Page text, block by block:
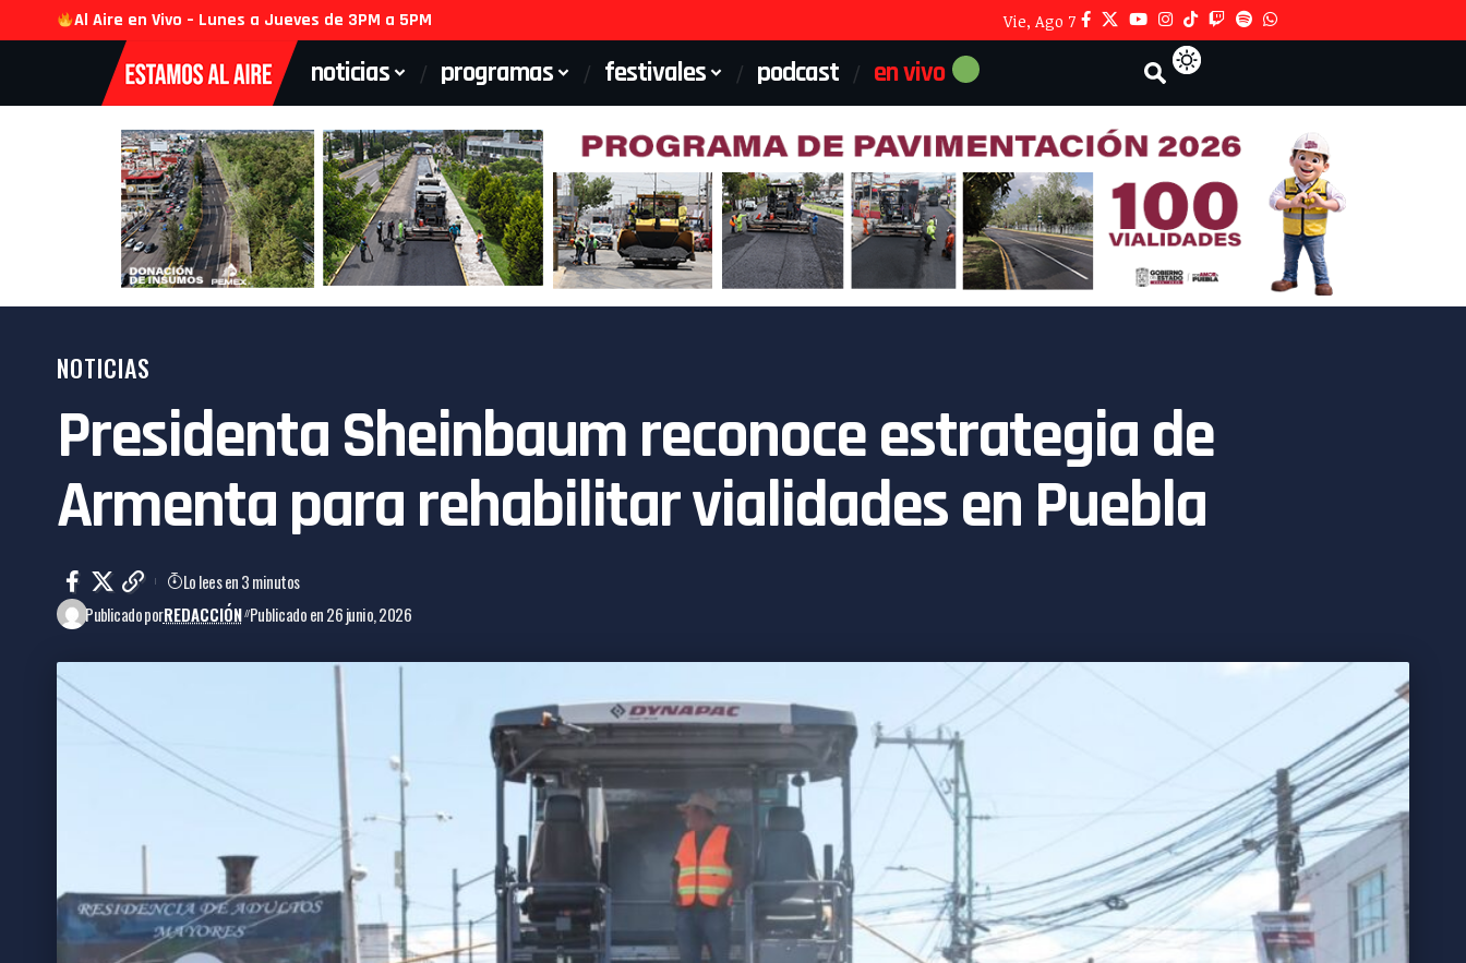
Al Aire en Vivo – Lunes a Jueves de 3PM a 5PM Vie, Ago 7
noticias programas festivales podcast en vivo
NOTICIAS
Presidenta Sheinbaum reconoce estrategia de
Armenta para rehabilitar vialidades en Puebla
Publicado porREDACCIÓN Publicado en 26 junio, 2026
Lo lees en 3 minutos